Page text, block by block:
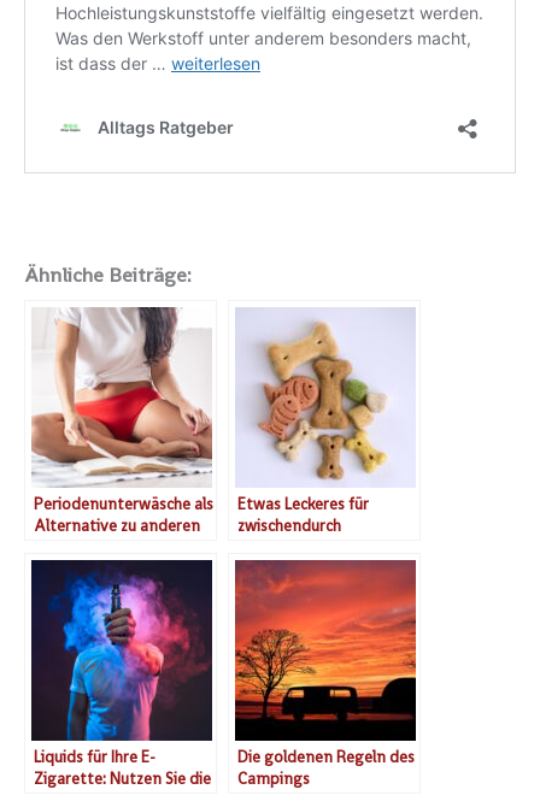
Ähnliche Beiträge:
Periodenunterwäsche als
Alternative zu anderen
Etwas Leckeres für
zwischendurch
Liquids für Ihre E-
Zigarette: Nutzen Sie die
Die goldenen Regeln des
Campings